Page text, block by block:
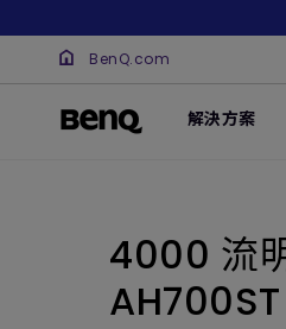
BenQ.com
解決方案
4000 流
AH700ST